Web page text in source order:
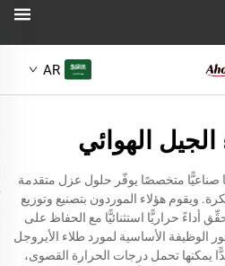
AR
الهوائي
صناعيًّا متخصصًا يوفّر حلول عزل متقدمة
ويقوم هؤلاء الموردون بتصنيع وتوزيع
أداءً حراريًّا استثنائيًّا مع الحفاظ على
الأساسية لمورد طلاء الأيروجل
يمكنها تحمل درجات الحرارة القصوى،